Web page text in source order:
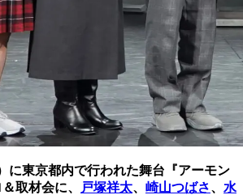
に東京都内で行われた舞台『アーモン
取材会に、
戸塚祥太、 崎山つばさ、 水